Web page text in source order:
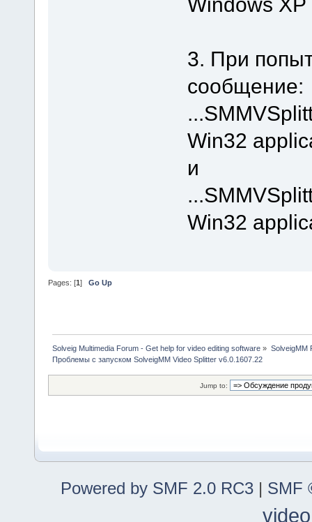
3. При
сообщение:
Win32
и
Win32
Pages: [1] Go Up
Solveig Multimedia Forum - Get help for video editing software » SolveigMM
Проблемы с запуском SolveigMM Video Splitter v6.0.1607.22
Jump to:
Powered by SMF 2.0 RC3 | SMF